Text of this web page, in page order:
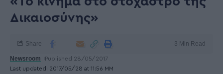
Δικαιοσύνης»
Last updated: 2017/05/28 at 11:56 ΜΜ
Newsroom Published 28/05/2017
Share 3 Min Read